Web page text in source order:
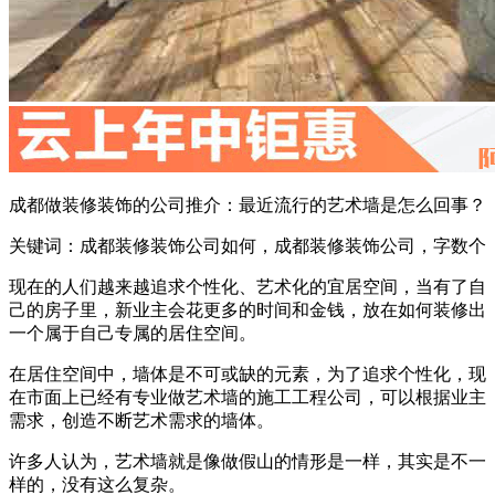
成都做装修装饰的公司推介：最近流行的艺术墙是怎么回事？
关键词：成都装修装饰公司如何，成都装修装饰公司，字数个
现在的人们越来越追求个性化、艺术化的宜居空间，当有了自
己的房子里，新业主会花更多的时间和金钱，放在如何装修出
一个属于自己专属的居住空间。
在居住空间中，墙体是不可或缺的元素，为了追求个性化，现
在市面上已经有专业做艺术墙的施工工程公司，可以根据业主
需求，创造不断艺术需求的墙体。
许多人认为，艺术墙就是像做假山的情形是一样，其实是不一
样的，没有这么复杂。